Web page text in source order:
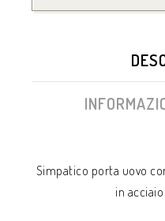
Simpatico porta uovo
in acciaio